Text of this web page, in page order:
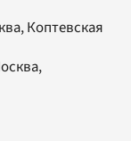
Коптевская
,